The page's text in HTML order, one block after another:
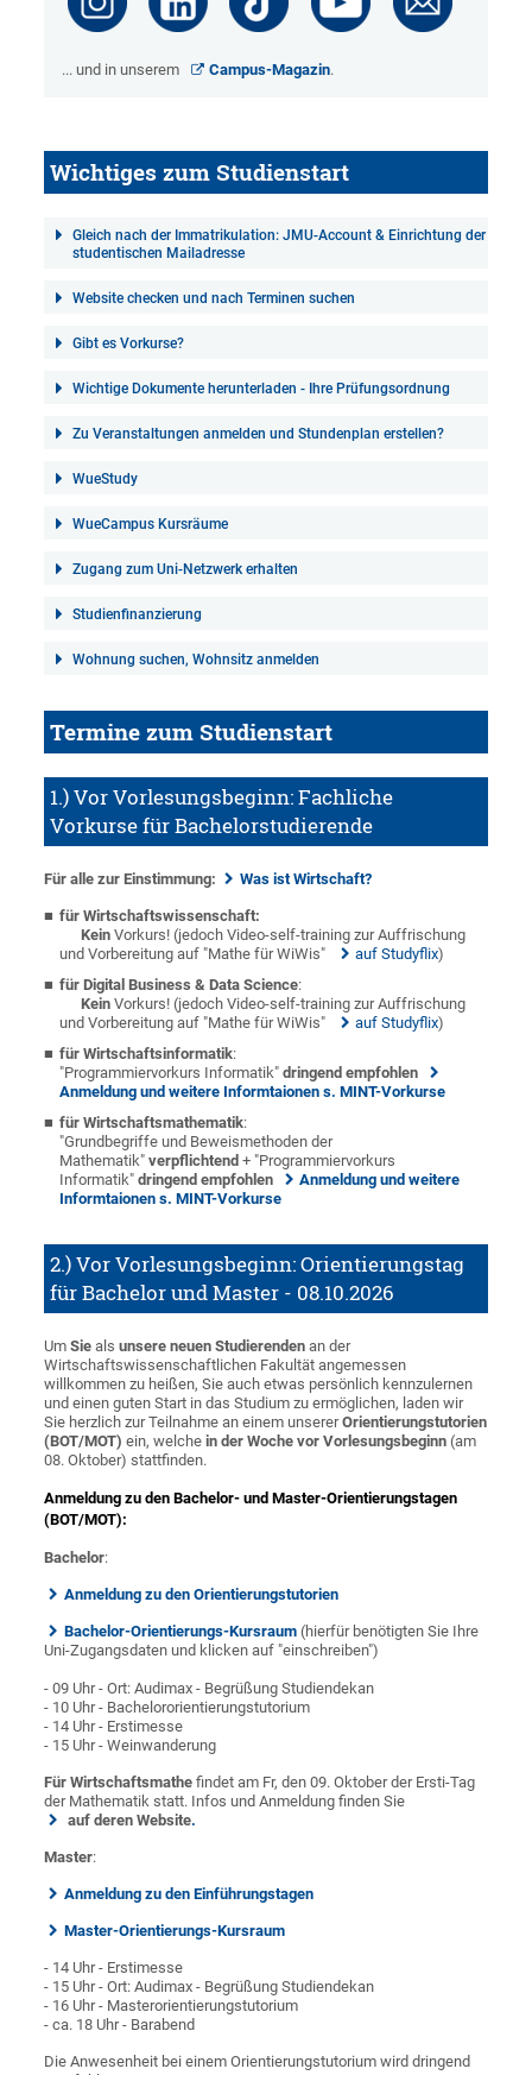
... und in unserem Campus-Magazin.
Wichtiges zum Studienstart
Gleich nach der Immatrikulation: JMU-Account & Einrichtung der
studentischen Mailadresse
Website checken und nach Terminen suchen
Gibt es Vorkurse?
Wichtige Dokumente herunterladen - Ihre Prüfungsordnung
Zu Veranstaltungen anmelden und Stundenplan erstellen?
WueStudy
WueCampus Kursräume
Zugang zum Uni-Netzwerk erhalten
Studienfinanzierung
Wohnung suchen, Wohnsitz anmelden
Termine zum Studienstart
1.) Vor Vorlesungsbeginn: Fachliche
Vorkurse für Bachelorstudierende
Für alle zur Einstimmung: Was ist Wirtschaft?
für Wirtschaftswissenschaft:
KeinVorkurs! (jedoch Video-self-training zur Auffrischung
und Vorbereitung auf "Mathe für WiWis"
auf Studyflix)
fürDigital Business & Data Science:
KeinVorkurs! (jedoch Video-self-training zur Auffrischung
und Vorbereitung auf "Mathe für WiWis"
auf Studyflix)
für Wirtschaftsinformatik:
"Programmiervorkurs Informatik"dringend empfohlen
Anmeldung und weitere Informtaionen s. MINT-Vorkurse
für Wirtschaftsmathematik:
"Grundbegriffe und Beweismethoden der
Mathematik"verpflichtend + "Programmiervorkurs
Informatik"dringend empfohlen
Anmeldung und weitere
Informtaionen s. MINT-Vorkurse
2.) Vor Vorlesungsbeginn: Orientierungstag
für Bachelor und Master - 08.10.2026
UmSiealsunsere neuen Studierenden an der
Wirtschaftswissenschaftlichen Fakultät angemessen
willkommen zu heißen, Sie auch etwas persönlich kennzulernen
und einen guten Start in das Studium zu ermöglichen, laden wir
Sie herzlich zur Teilnahme an einem unsererOrientierungstutorien
(BOT/MOT) ein, welchein der Woche vor Vorlesungsbeginn (am
08. Oktober) stattfinden.
Anmeldung zu den Bachelor- und Master-Orientierungstagen
(BOT/MOT):
Bachelor:
Anmeldung zu den Orientierungstutorien
Bachelor-Orientierungs-Kursraum (hierfür benötigten Sie Ihre
Uni-Zugangsdaten und klicken auf "einschreiben")
- 09 Uhr - Ort: Audimax - Begrüßung Studiendekan
- 10 Uhr - Bachelororientierungstutorium
- 14 Uhr - Erstimesse
- 15 Uhr - Weinwanderung
Für Wirtschaftsmathe findet am Fr, den 09. Oktober der Ersti-Tag
der Mathematik statt. Infos und Anmeldung finden Sie
auf deren Website.
Master:
Anmeldung zu den Einführungstagen
Master-Orientierungs-Kursraum
- 14 Uhr - Erstimesse
- 15 Uhr - Ort: Audimax - Begrüßung Studiendekan
- 16 Uhr - Masterorientierungstutorium
- ca. 18 Uhr - Barabend
Die Anwesenheit bei einem Orientierungstutorium wird dringend